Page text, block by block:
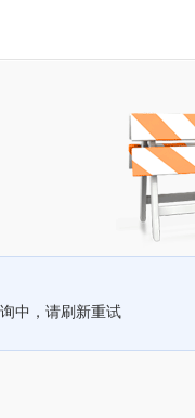
中，请刷新重试